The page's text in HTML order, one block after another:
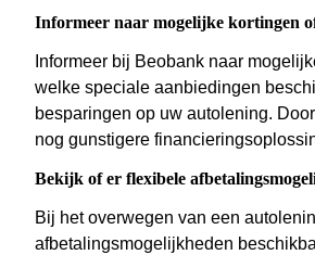
Informeer naar mogelijke kortingen
Informeer bij Beobank naar
welke speciale aanbiedingen
besparingen op uw autolening.
nog gunstigere
Bekijk of er flexibele
Bij het overwegen van een
afbetalingsmogelijkheden